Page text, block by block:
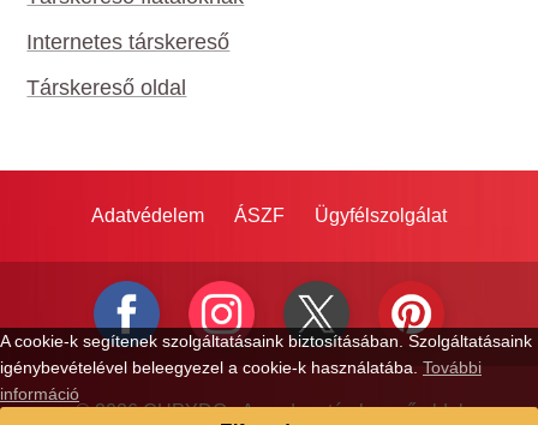
Internetes társkereső
Társkereső oldal
A cookie-k segítenek szolgáltatásaink biztosításában. Szolgáltatásaink
igénybevételével beleegyezel a cookie-k használatába. További
információ
© 2026 CUPYDO - A modern társkereső oldal
Adatvédelem ÁSZF Ügyfélszolgálat